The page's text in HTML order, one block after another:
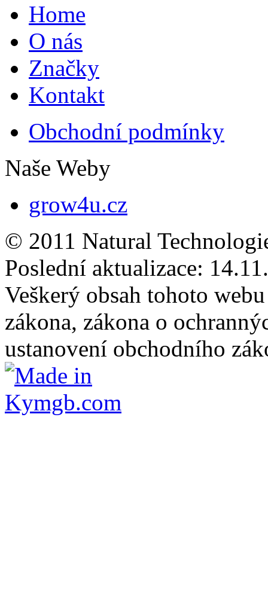
Home
O nás
Značky
Kontakt
Obchodní podmínky
Naše Weby
grow4u.cz
© 2011 Natural
Poslední aktualizace:
Veškerý obsah tohoto
zákona, zákona o
ustanovení obchodního